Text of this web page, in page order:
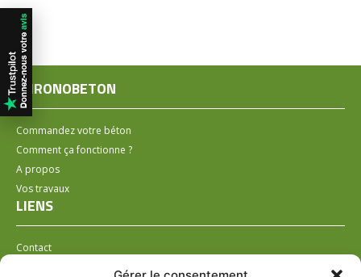
CHRONOBETON
Commandez votre béton
Comment ça fonctionne ?
A propos
Vos travaux
LIENS
Contact